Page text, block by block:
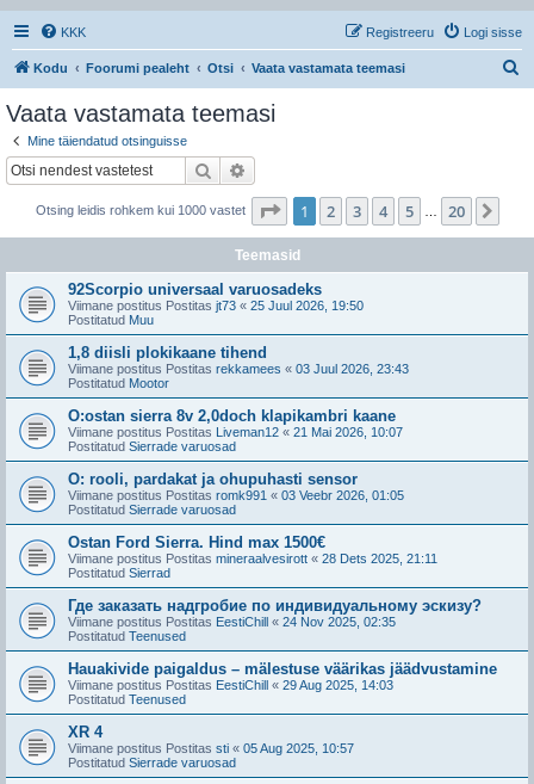
KKK Logi sisse
Registreeru
Kodu Foorumi pealeht Otsi Vaata vastamata teemasi
Vaata vastamata teemasi
Mine täiendatud otsinguisse
Otsi
Otsing leidis rohkem kui 1000 vastet 1 . leht20 -st
1 2 3 4 5 20
Teemasid
92Scorpio universaal varuosadeks
Viimane postitus Postitas jt73 « 25 Juul 2026, 19:50
Postitatud Muu
1,8 diisli plokikaane tihend
Viimane postitus Postitas rekkamees « 03 Juul 2026, 23:43
Postitatud Mootor
O:ostan sierra 8v 2,0doch klapikambri kaane
Viimane postitus Postitas Liveman12 « 21 Mai 2026, 10:07
Postitatud Sierrade varuosad
O: rooli, pardakat ja ohupuhasti sensor
Viimane postitus Postitas romk991 « 03 Veebr 2026, 01:05
Postitatud Sierrade varuosad
Ostan Ford Sierra. Hind max 1500€
Viimane postitus Postitas mineraalvesirott « 28 Dets 2025, 21:11
Postitatud Sierrad
Где заказать надгробие по индивидуальному эскизу?
Viimane postitus Postitas EestiChill « 24 Nov 2025, 02:35
Postitatud Teenused
Hauakivide paigaldus – mälestuse väärikas jäädvustamine
Viimane postitus Postitas EestiChill « 29 Aug 2025, 14:03
Postitatud Teenused
XR 4
Viimane postitus Postitas sti « 05 Aug 2025, 10:57
Postitatud Sierrade varuosad